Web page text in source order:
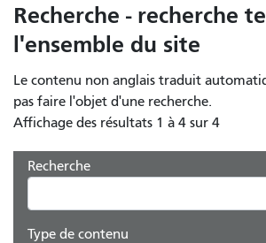
Recherche - recherche
l'ensemble du site
Le contenu non anglais traduit
pas faire l'objet d'une recherche.
Affichage des résultats 1 à 4 sur 4
Recherche
Type de contenu